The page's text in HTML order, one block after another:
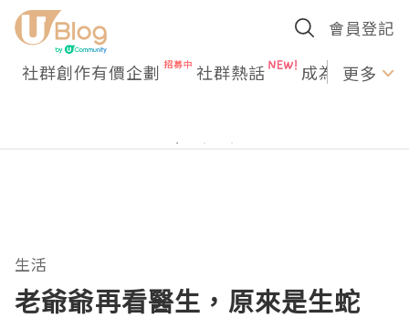
會員登記
社群創作有價企劃 社群熱話 成為U更多
生活
老爺爺再看醫生，原來是生蛇